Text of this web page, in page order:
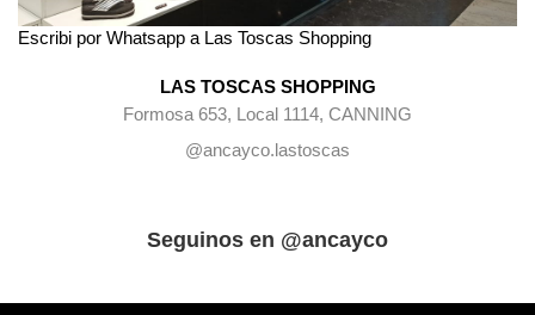
Escribi por Whatsapp a Las Toscas Shopping
LAS TOSCAS SHOPPING
Formosa 653, Local 1114, CANNING
@ancayco.lastoscas
Seguinos en @ancayco